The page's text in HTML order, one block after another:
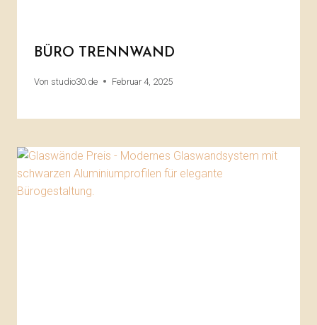
BÜRO TRENNWAND
Von studio30.de Februar 4, 2025